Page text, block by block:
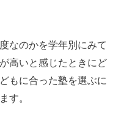
なのかを学年別にみて
高いと感じたときにど
もに合った塾を選ぶに
す。